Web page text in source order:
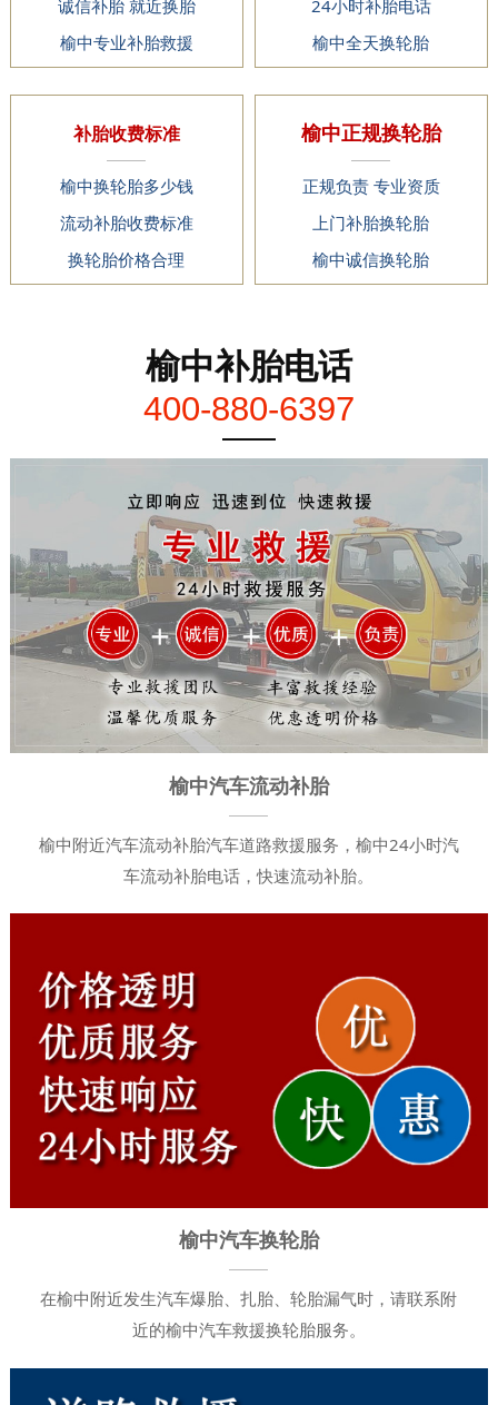
诚信补胎 就近换胎
榆中专业补胎救援
24小时补胎电话
榆中全天换轮胎
补胎收费标准
榆中换轮胎多少钱
流动补胎收费标准
换轮胎价格合理
榆中正规换轮胎
正规负责 专业资质
上门补胎换轮胎
榆中诚信换轮胎
榆中补胎电话
400-880-6397
榆中汽车流动补胎
榆中附近汽车流动补胎汽车道路救援服务，榆中24小时汽
车流动补胎电话，快速流动补胎。
榆中汽车换轮胎
在榆中附近发生汽车爆胎、扎胎、轮胎漏气时，请联系附
近的榆中汽车救援换轮胎服务。